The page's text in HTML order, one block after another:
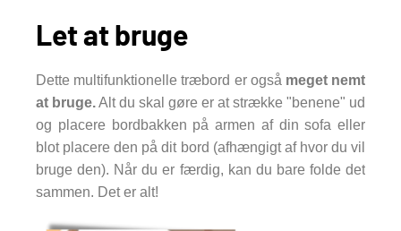
Let at bruge
Dette multifunktionelle træbord er også meget nemt
at bruge.Alt du skal gøre er at strække "benene" ud
og placere bordbakken på armen af din sofa eller
blot placere den på dit bord (afhængigt af hvor du vil
bruge den). Når du er færdig, kan du bare folde det
sammen. Det er alt!